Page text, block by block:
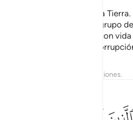
El Faraón fue un tirano en la
en clases y esclavizó a un grupo
varones degolló, dejando con
servidumbre]. Sembró la
Reflexiones.
في الارض ونجعلهم ايمة ونجعلهم